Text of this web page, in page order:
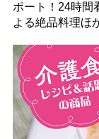
ポート！24時間
よる絶品料理ほ